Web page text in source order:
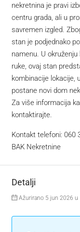
nekretnina je pravi
centru grada, ali u
savremen izgled.
stan je podjednako
namenu. U
ruke, ovaj stan
kombinacije lokacije,
postane novi dom
Za više informacija
kontaktirajte.
Kontakt telefoni: 060
BAK Nekretnine
Detalji
Ažurirano 5 jun 2026 u